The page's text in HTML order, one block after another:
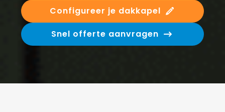
Configureer je dakkapel
Snel offerte aanvragen